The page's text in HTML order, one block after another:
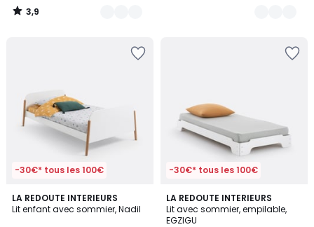
3,9
/
-30€* tous les 100€
LA REDOUTE INTERIEURS
Lit enfant avec sommier, Nadil
4,3
/ 5
-30€* tous les 100€
LA REDOUTE INTERIEURS
Lit avec sommier, empilable,
EGZIGU
4
/
5
2
Couleurs